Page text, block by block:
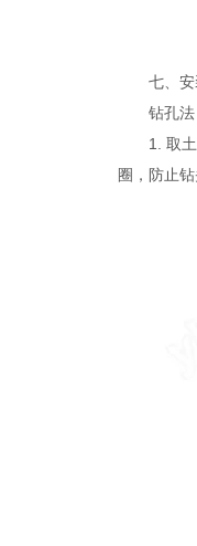
七、安
钻孔法
1. 取土钻
圈，防止